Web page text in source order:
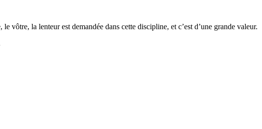
vôtre, la lenteur est demandée dans cette discipline, et c’est d’une grande valeur.